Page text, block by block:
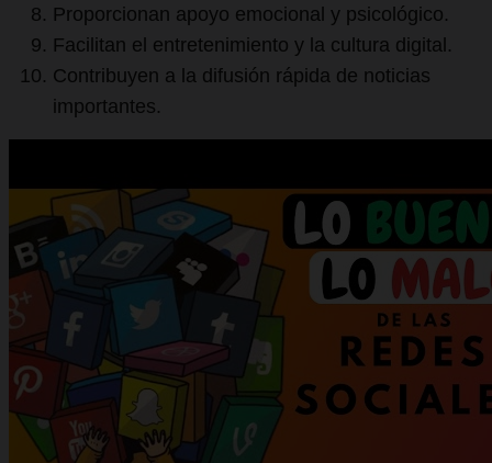
Proporcionan apoyo emocional y psicológico.
Facilitan el entretenimiento y la cultura digital.
Contribuyen a la difusión rápida de noticias
importantes.